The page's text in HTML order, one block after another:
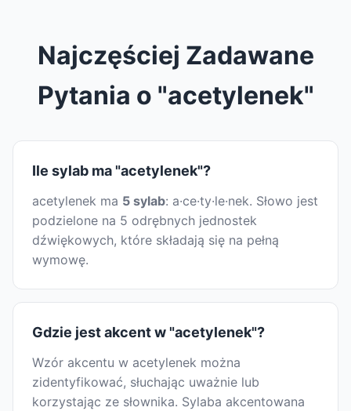
Najczęściej Zadawane
Pytania o "acetylenek"
Ile sylab ma "acetylenek"?
acetylenek ma 5 sylab: a·ce·ty·le·nek. Słowo jest
podzielone na 5 odrębnych jednostek
dźwiękowych, które składają się na pełną
wymowę.
Gdzie jest akcent w "acetylenek"?
Wzór akcentu w acetylenek można
zidentyfikować, słuchając uważnie lub
korzystając ze słownika. Sylaba akcentowana